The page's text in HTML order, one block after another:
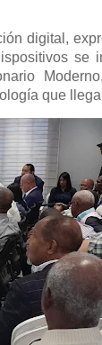
digital,
se
que